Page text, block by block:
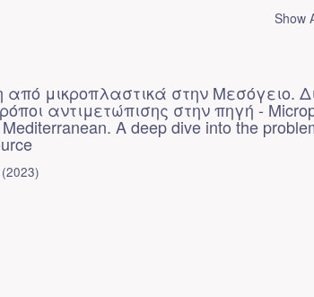
Show
μικροπλαστικά στην Μεσόγειο.
αντιμετώπισης στην πηγή -
A deep dive into the
(2023)